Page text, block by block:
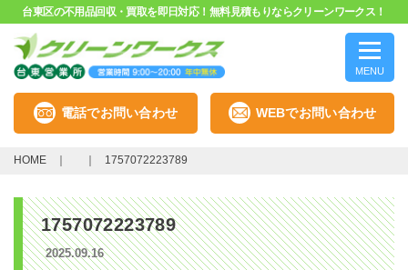
台東区の不用品回収・買取を即日対応！無料見積もりならクリーンワークス！
MENU
電話でお問い合わせ WEBでお問い合わせ
HOME 1757072223789
1757072223789
2025.09.16